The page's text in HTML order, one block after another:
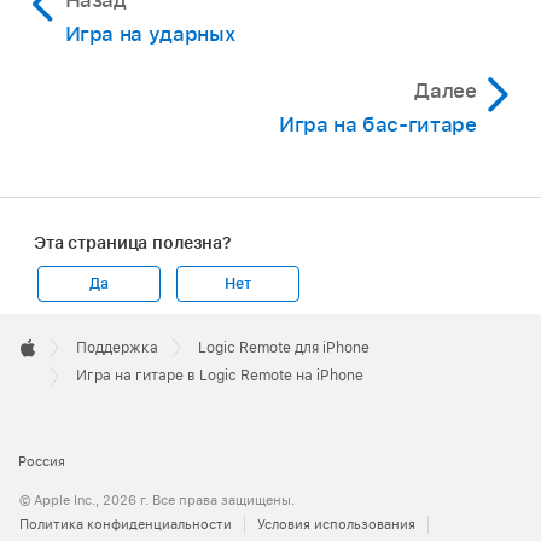
Чтобы исполнить ноту, коснитесь струны на
грифе. Также можно проводить по струне
ноты.
После этого на грифе будут отображаться
Отобразятся полоски аккордов для гитары.
Выполните любое из указанных действий.
Исполнение аккорда перебором.
Проведите по струнам в полоске
Игра на ударных
Далее
Игра на бас-гитаре
Эта страница полезна?
Да Нет
Footer

Apple
Поддержка
Logic Remote для iPhone
Игра на гитаре в Logic Remote на iPhone
Россия
© Apple Inc., 2026 г. Все права защищены.
Политика конфиденциальности
Условия использования